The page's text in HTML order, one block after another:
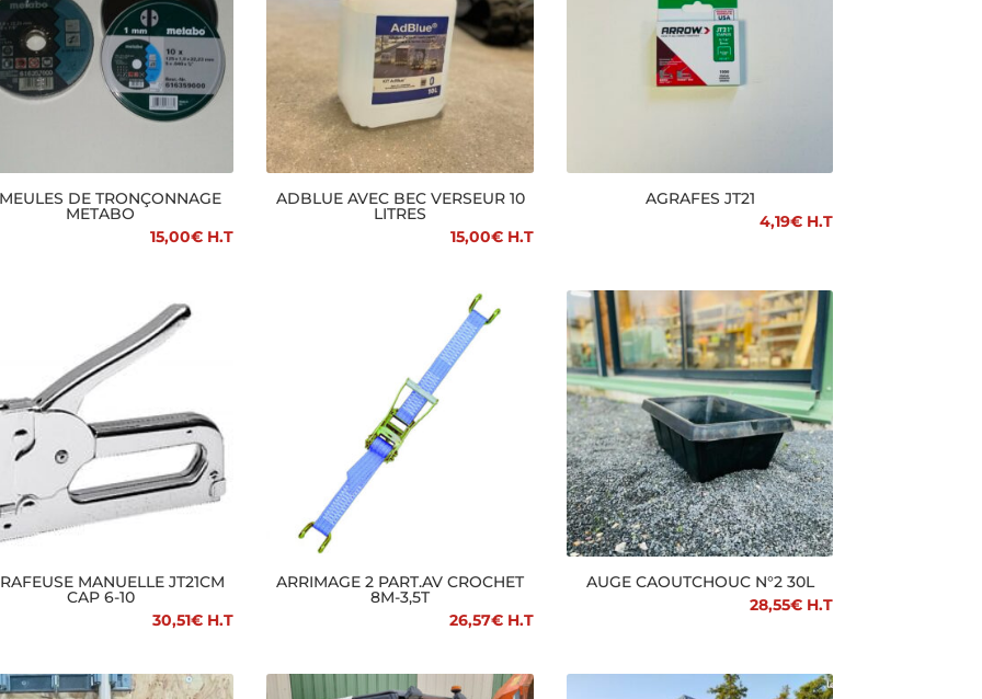
DE TRONÇONNAGE
METABO
15,00€ H.T
ADBLUE AVEC BEC VERSEUR 10
LITRES
15,00€ H.T
AGRAFES JT21
4,19€ H.T
MANUELLE JT21CM
CAP 6-10
30,51€ H.T
ARRIMAGE 2 PART.AV CROCHET
8M-3,5T
26,57€ H.T
AUGE CAOUTCHOUC N°2 30L
28,55€ H.T